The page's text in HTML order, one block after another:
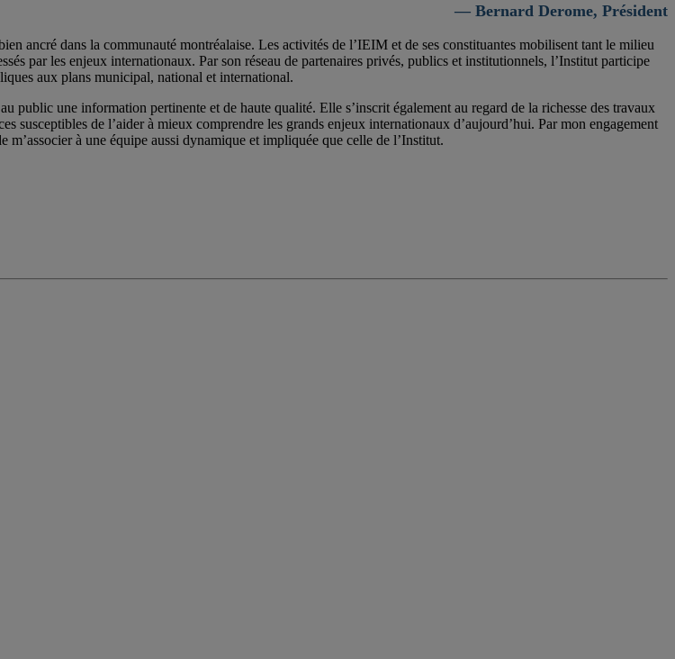
— Bernard Derome, Président
ancré dans la communauté montréalaise. Les activités de l’IEIM et de ses constituantes mobilisent tant le milieu
par les enjeux internationaux. Par son réseau de partenaires privés, publics et institutionnels, l’Institut participe
aux plans municipal, national et international.
une information pertinente et de haute qualité. Elle s’inscrit également au regard de la richesse des travaux
susceptibles de l’aider à mieux comprendre les grands enjeux internationaux d’aujourd’hui. Par mon engagement
à une équipe aussi dynamique et impliquée que celle de l’Institut.